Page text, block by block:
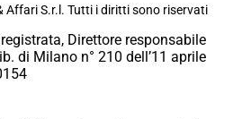
Affari S.r.l. Tutti i diritti sono riservati
Direttore responsabile
di Milano n° 210 dell’11 aprile